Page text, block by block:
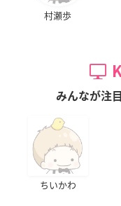
村瀬歩
みんなが注
ちいかわ